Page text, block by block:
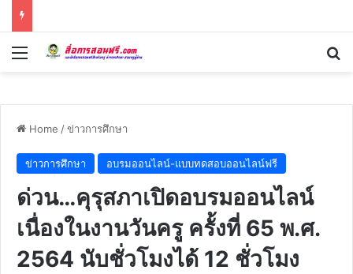
Menu
Home /ข่าวการศึกษา
ข่าวการศึกษา อบรมออนไลน์-แบบทดสอบออนไลน์ฟรี
ด่วน…คุรุสภาเปิดอบรมออนไลน์
เนื่องในงานวันครู ครั้งที่ 65 พ.ศ.
2564 นับชั่วโมงได้ 12 ชั่วโมง